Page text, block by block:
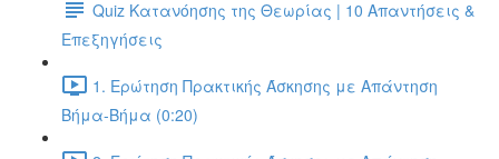
Quiz Κατανόησης της Θεωρίας | 10 Απαντήσεις &
Επεξηγήσεις
1. Ερώτηση Πρακτικής Άσκησης με Απάντηση
Βήμα-Βήμα (0:20)